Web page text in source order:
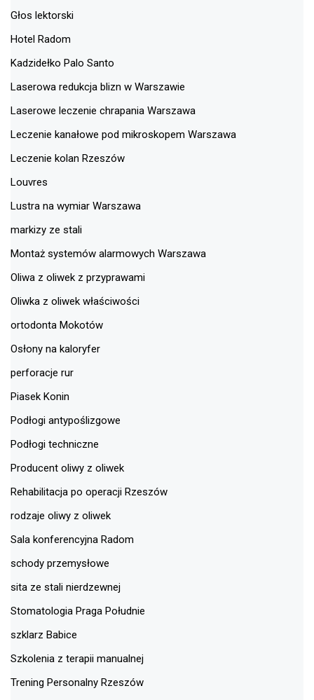
Głos lektorski
Hotel Radom
Kadzidełko Palo Santo
Laserowa redukcja blizn w Warszawie
Laserowe leczenie chrapania Warszawa
Leczenie kanałowe pod mikroskopem Warszawa
Leczenie kolan Rzeszów
Louvres
Lustra na wymiar Warszawa
markizy ze stali
Montaż systemów alarmowych Warszawa
Oliwa z oliwek z przyprawami
Oliwka z oliwek właściwości
ortodonta Mokotów
Osłony na kaloryfer
perforacje rur
Piasek Konin
Podłogi antypoślizgowe
Podłogi techniczne
Producent oliwy z oliwek
Rehabilitacja po operacji Rzeszów
rodzaje oliwy z oliwek
Sala konferencyjna Radom
schody przemysłowe
sita ze stali nierdzewnej
Stomatologia Praga Południe
szklarz Babice
Szkolenia z terapii manualnej
Trening Personalny Rzeszów